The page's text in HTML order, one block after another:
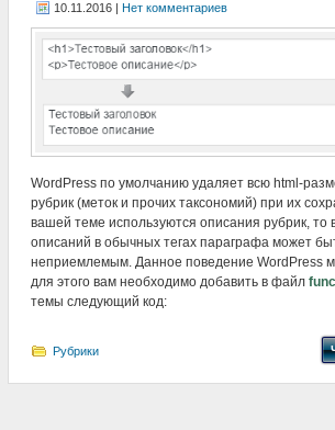
| Нет комментариев
WordPress по умолчанию удаляет всю html-
рубрик (меток и прочих таксономий) при их
вашей теме используются описания рубрик, то
описаний в обычных тегах параграфа может
неприемлемым. Данное поведение WordPress
для этого вам необходимо добавить в файл
темы следующий код:
Рубрики